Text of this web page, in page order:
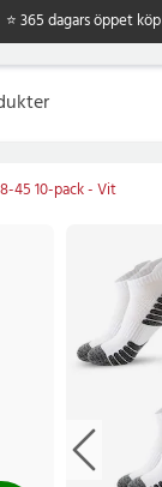
⭐ 365 dagars öppet köp
45 10-pack - Vit